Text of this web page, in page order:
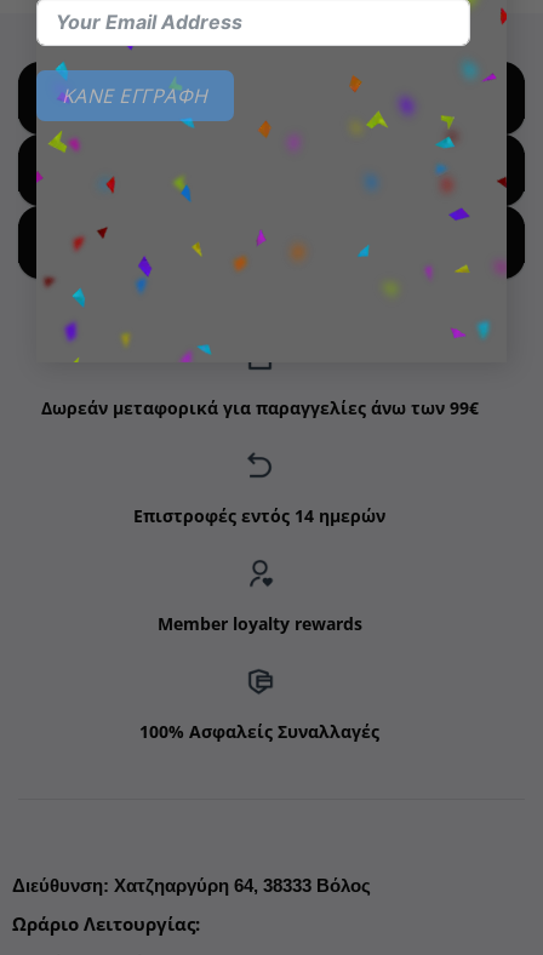
ΚΑΝΕ ΕΓΓΡΑΦΗSHOP BY BRANDS
SHOP BY NEW ARRIVALS
Δωρεάν μεταφορικά για παραγγελίες άνω των 99€
Επιστροφές εντός 14 ημερών
Member loyalty rewards
100% Ασφαλείς Συναλλαγές
Διεύθυνση: Χατζηαργύρη 64, 38333 Βόλος
Ωράριο Λειτουργίας: